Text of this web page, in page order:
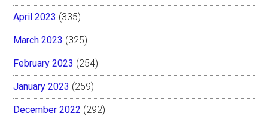
April 2023 (335)
March 2023 (325)
February 2023 (254)
January 2023 (259)
December 2022 (292)